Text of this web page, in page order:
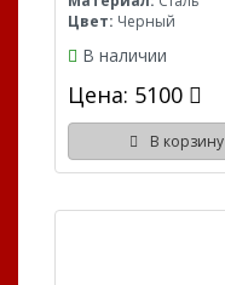
Цвет: Черный
В наличии
Цена: 5100
В корзину